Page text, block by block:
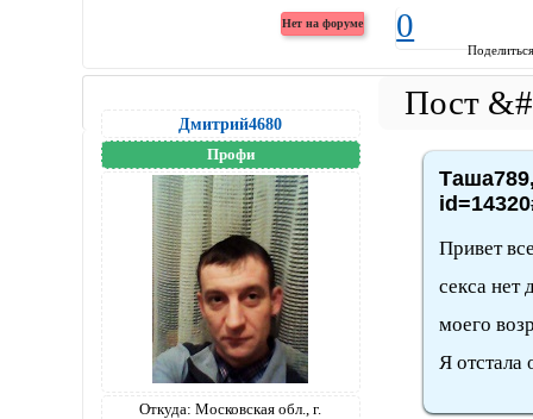
0
Дмитрий4680
Профи
Откуда: Московская обл., г.
Привет
секса нет
моего
Я отстала